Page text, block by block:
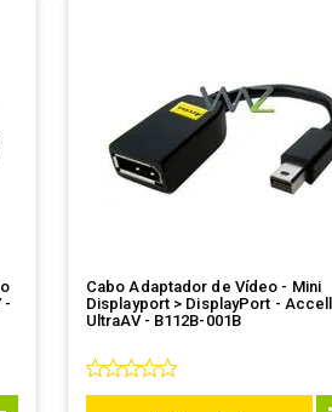
-
Cabo Adaptador de Vídeo - Mini
Displayport > DisplayPort - Accell
UltraAV - B112B-001B